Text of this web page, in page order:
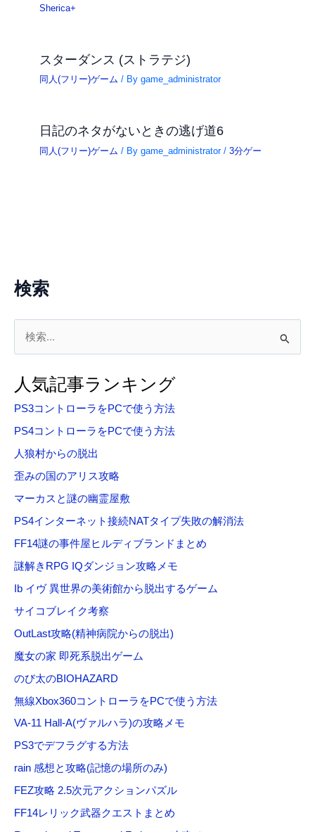
検索
象
:
人気記事ランキング
PS3コントローラをPCで使う方法
PS4コントローラをPCで使う方法
人狼村からの脱出
歪みの国のアリス攻略
マーカスと謎の幽霊屋敷
PS4インターネット接続NATタイプ失敗の解消法
FF14謎の事件屋ヒルディブランドまとめ
謎解きRPG IQダンジョン攻略メモ
Ib イヴ 異世界の美術館から脱出するゲーム
サイコブレイク考察
OutLast攻略(精神病院からの脱出)
魔女の家 即死系脱出ゲーム
のび太のBIOHAZARD
無線Xbox360コントローラをPCで使う方法
VA-11 Hall-A(ヴァルハラ)の攻略メモ
PS3でデフラグする方法
rain 感想と攻略(記憶の場所のみ)
FEZ攻略 2.5次元アクションパズル
FF14レリック武器クエストまとめ
Sherica+
スターダンス (ストラテジ)
同人(フリー)ゲーム / Bygame_administrator
日記のネタがないときの逃げ道6
同人(フリー)ゲーム / Bygame_administrator/3分ゲー